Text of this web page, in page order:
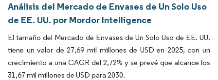
Análisis del Mercado de Envases de Un Solo Uso
de EE. UU. por Mordor Intelligence
El tamaño del Mercado de Envases de Un Solo Uso de EE. UU.
tiene un valor de 27,69 mil millones de USD en 2025, con un
crecimiento a una CAGR del 2,72% y se prevé que alcance los
31,67 mil millones de USD para 2030.